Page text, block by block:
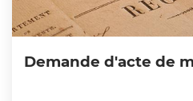
Demande d'acte de